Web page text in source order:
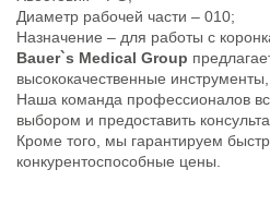
Диаметр рабочей части – 010;
Назначение – для работы с
Bauer`s Medical Group
высококачественные
Наша команда профессионалов
выбором и предоставить
Кроме того, мы гарантируем
конкурентоспособные цены.